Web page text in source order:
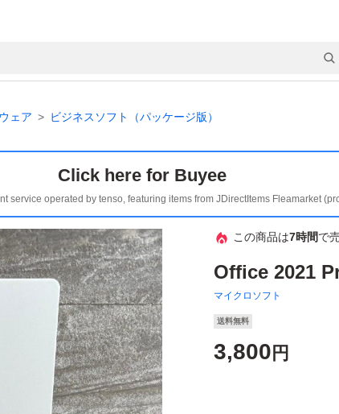
ェア ビジネスソフト（パッケージ版）
Click here for Buyee
service operated by tenso, featuring items from JDirectItems Fleamarket
この商品は7時間で
Office 2021
マイクロソフト
送料無料
3,800 円